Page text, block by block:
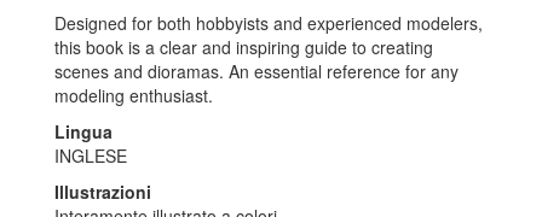
Designed for both hobbyists and experienced modelers,
this book is a clear and inspiring guide to creating
scenes and dioramas. An essential reference for any
modeling enthusiast.
Lingua
INGLESE
Illustrazioni